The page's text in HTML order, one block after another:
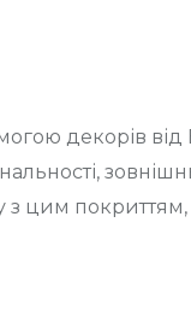
декорів від
з цим